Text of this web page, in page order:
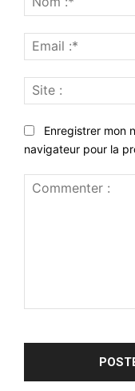
Enregistrer mon
navigateur pour la